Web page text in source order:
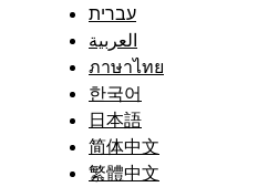
עברית
العربية
ภาษาไทย
한국어
日本語
简体中文
繁體中文